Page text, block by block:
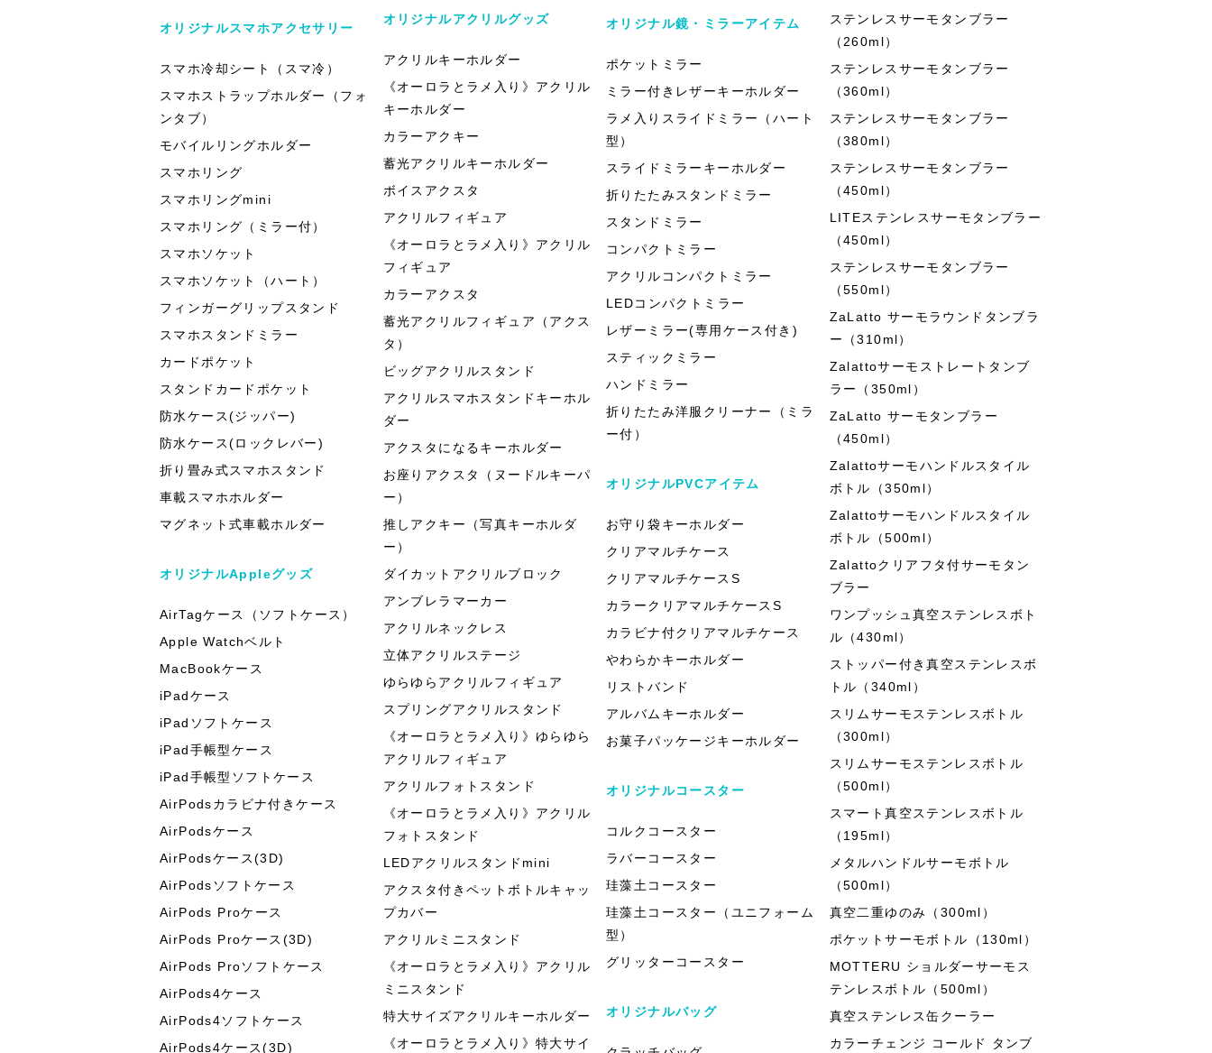
オリジナルスマホアクセサリー
スマホ冷却シート（スマ冷）
スマホストラップホルダー（フォ
ンタブ）
モバイルリングホルダー
スマホリング
スマホリングmini
スマホリング（ミラー付）
スマホソケット
スマホソケット（ハート）
フィンガーグリップスタンド
スマホスタンドミラー
カードポケット
スタンドカードポケット
防水ケース(ジッパー)
防水ケース(ロックレバー)
折り畳み式スマホスタンド
車載スマホホルダー
マグネット式車載ホルダー
オリジナルAppleグッズ
AirTagケース（ソフトケース）
Apple Watchベルト
MacBookケース
iPadケース
iPadソフトケース
iPad手帳型ケース
iPad手帳型ソフトケース
AirPodsカラビナ付きケース
AirPodsケース
AirPodsケース(3D)
AirPodsソフトケース
AirPods Proケース
AirPods Proケース(3D)
AirPods Proソフトケース
AirPods4ケース
AirPods4ソフトケース
AirPods4ケース(3D)
オリジナルアクリルグッズ
アクリルキーホルダー
《オーロラとラメ入り》アクリル
キーホルダー
カラーアクキー
蓄光アクリルキーホルダー
ボイスアクスタ
アクリルフィギュア
《オーロラとラメ入り》アクリル
フィギュア
カラーアクスタ
蓄光アクリルフィギュア（アクス
タ）
ビッグアクリルスタンド
アクリルスマホスタンドキーホル
ダー
アクスタになるキーホルダー
お座りアクスタ（ヌードルキーパ
ー）
推しアクキー（写真キーホルダ
ー）
ダイカットアクリルブロック
アンブレラマーカー
アクリルネックレス
立体アクリルステージ
ゆらゆらアクリルフィギュア
スプリングアクリルスタンド
《オーロラとラメ入り》ゆらゆら
アクリルフィギュア
アクリルフォトスタンド
《オーロラとラメ入り》アクリル
フォトスタンド
LEDアクリルスタンドmini
アクスタ付きペットボトルキャッ
プカバー
アクリルミニスタンド
《オーロラとラメ入り》アクリル
ミニスタンド
特大サイズアクリルキーホルダー
《オーロラとラメ入り》特大サイ
オリジナル鏡・ミラーアイテム
ポケットミラー
ミラー付きレザーキーホルダー
ラメ入りスライドミラー（ハート
型）
スライドミラーキーホルダー
折りたたみスタンドミラー
スタンドミラー
コンパクトミラー
アクリルコンパクトミラー
LEDコンパクトミラー
レザーミラー(専用ケース付き)
スティックミラー
ハンドミラー
折りたたみ洋服クリーナー（ミラ
ー付）
オリジナルPVCアイテム
お守り袋キーホルダー
クリアマルチケース
クリアマルチケースS
カラークリアマルチケースS
カラビナ付クリアマルチケース
やわらかキーホルダー
リストバンド
アルバムキーホルダー
お菓子パッケージキーホルダー
オリジナルコースター
コルクコースター
ラバーコースター
珪藻土コースター
珪藻土コースター（ユニフォーム
型）
グリッターコースター
オリジナルバッグ
ステンレスサーモタンブラー
（260ml）
ステンレスサーモタンブラー
（360ml）
ステンレスサーモタンブラー
（380ml）
ステンレスサーモタンブラー
（450ml）
LITEステンレスサーモタンブラー
（450ml）
ステンレスサーモタンブラー
（550ml）
ZaLatto サーモラウンドタンブラ
ー（310ml）
Zalattoサーモストレートタンブ
ラー（350ml）
ZaLatto サーモタンブラー
（450ml）
Zalattoサーモハンドルスタイル
ボトル（350ml）
Zalattoサーモハンドルスタイル
ボトル（500ml）
Zalattoクリアフタ付サーモタン
ブラー
ワンプッシュ真空ステンレスボト
ル（430ml）
ストッパー付き真空ステンレスボ
トル（340ml）
スリムサーモステンレスボトル
（300ml）
スリムサーモステンレスボトル
（500ml）
スマート真空ステンレスボトル
（195ml）
メタルハンドルサーモボトル
（500ml）
真空二重ゆのみ（300ml）
ポケットサーモボトル（130ml）
MOTTERU ショルダーサーモス
テンレスボトル（500ml）
真空ステンレス缶クーラー
カラーチェンジ コールド タンブ